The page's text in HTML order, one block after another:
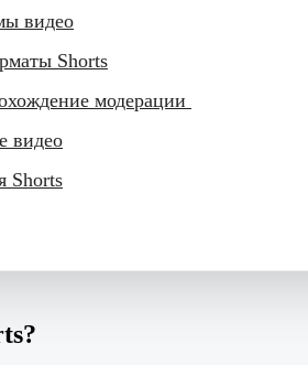
видео
Shorts
модерации
видео
Shorts